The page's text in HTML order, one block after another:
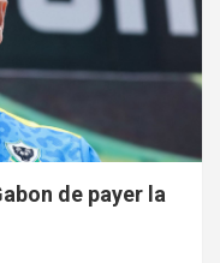
de payer la